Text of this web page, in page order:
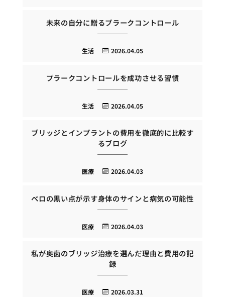
未来の自分に贈るプラークコントロール
2026.04.05
生活
プラークコントロールを成功させる習慣
2026.04.05
生活
ブリッジとインプラントの費用を徹底的に比較す
るブログ
2026.04.03
医療
ベロの黒い点が示す身体のサインと病気の可能性
2026.04.03
医療
私が奥歯のブリッジ治療を選んだ理由と費用の記
録
2026.03.31
医療